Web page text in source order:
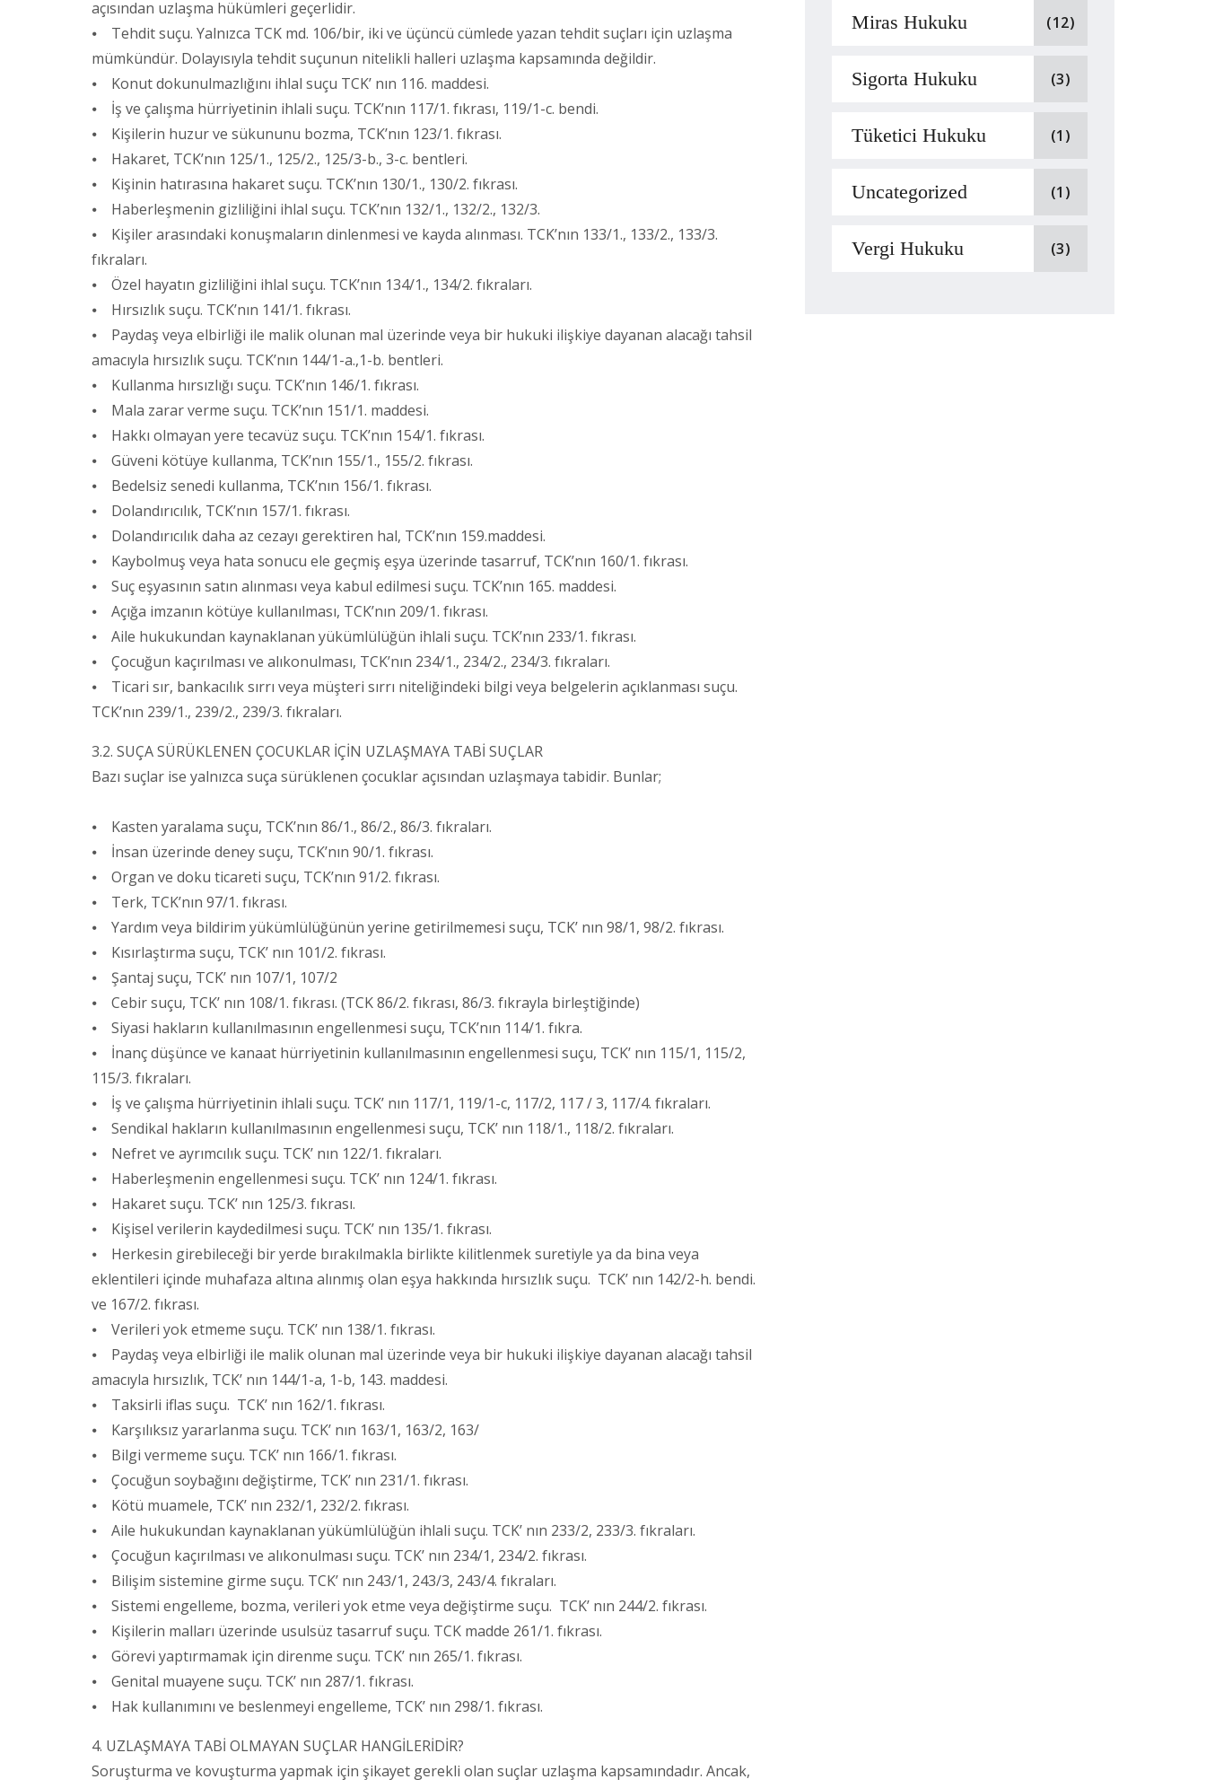
açısından uzlaşma hükümleri geçerlidir.
⦁ Tehdit suçu. Yalnızca TCK md. 106/bir, iki ve üçüncü cümlede yazan tehdit suçları için uzlaşma
mümkündür. Dolayısıyla tehdit suçunun nitelikli halleri uzlaşma kapsamında değildir.
⦁ Konut dokunulmazlığını ihlal suçu TCK’ nın 116. maddesi.
⦁ İş ve çalışma hürriyetinin ihlali suçu. TCK’nın 117/1. fıkrası, 119/1-c. bendi.
⦁ Kişilerin huzur ve sükununu bozma, TCK’nın 123/1. fıkrası.
⦁ Hakaret, TCK’nın 125/1., 125/2., 125/3-b., 3-c. bentleri.
⦁ Kişinin hatırasına hakaret suçu. TCK’nın 130/1., 130/2. fıkrası.
⦁ Haberleşmenin gizliliğini ihlal suçu. TCK’nın 132/1., 132/2., 132/3.
⦁ Kişiler arasındaki konuşmaların dinlenmesi ve kayda alınması. TCK’nın 133/1., 133/2., 133/3.
fıkraları.
⦁ Özel hayatın gizliliğini ihlal suçu. TCK’nın 134/1., 134/2. fıkraları.
⦁ Hırsızlık suçu. TCK’nın 141/1. fıkrası.
⦁ Paydaş veya elbirliği ile malik olunan mal üzerinde veya bir hukuki ilişkiye dayanan alacağı tahsil
amacıyla hırsızlık suçu. TCK’nın 144/1-a.,1-b. bentleri.
⦁ Kullanma hırsızlığı suçu. TCK’nın 146/1. fıkrası.
⦁ Mala zarar verme suçu. TCK’nın 151/1. maddesi.
⦁ Hakkı olmayan yere tecavüz suçu. TCK’nın 154/1. fıkrası.
⦁ Güveni kötüye kullanma, TCK’nın 155/1., 155/2. fıkrası.
⦁ Bedelsiz senedi kullanma, TCK’nın 156/1. fıkrası.
⦁ Dolandırıcılık, TCK’nın 157/1. fıkrası.
⦁ Dolandırıcılık daha az cezayı gerektiren hal, TCK’nın 159.maddesi.
⦁ Kaybolmuş veya hata sonucu ele geçmiş eşya üzerinde tasarruf, TCK’nın 160/1. fıkrası.
⦁ Suç eşyasının satın alınması veya kabul edilmesi suçu. TCK’nın 165. maddesi.
⦁ Açığa imzanın kötüye kullanılması, TCK’nın 209/1. fıkrası.
⦁ Aile hukukundan kaynaklanan yükümlülüğün ihlali suçu. TCK’nın 233/1. fıkrası.
⦁ Çocuğun kaçırılması ve alıkonulması, TCK’nın 234/1., 234/2., 234/3. fıkraları.
⦁ Ticari sır, bankacılık sırrı veya müşteri sırrı niteliğindeki bilgi veya belgelerin açıklanması suçu.
TCK’nın 239/1., 239/2., 239/3. fıkraları.
3.2. SUÇA SÜRÜKLENEN ÇOCUKLAR İÇİN UZLAŞMAYA TABİ SUÇLAR
Bazı suçlar ise yalnızca suça sürüklenen çocuklar açısından uzlaşmaya tabidir. Bunlar;
⦁ Kasten yaralama suçu, TCK’nın 86/1., 86/2., 86/3. fıkraları.
⦁ İnsan üzerinde deney suçu, TCK’nın 90/1. fıkrası.
⦁ Organ ve doku ticareti suçu, TCK’nın 91/2. fıkrası.
⦁ Terk, TCK’nın 97/1. fıkrası.
⦁ Yardım veya bildirim yükümlülüğünün yerine getirilmemesi suçu, TCK’ nın 98/1, 98/2. fıkrası.
⦁ Kısırlaştırma suçu, TCK’ nın 101/2. fıkrası.
⦁ Şantaj suçu, TCK’ nın 107/1, 107/2
⦁ Cebir suçu, TCK’ nın 108/1. fıkrası. (TCK 86/2. fıkrası, 86/3. fıkrayla birleştiğinde)
⦁ Siyasi hakların kullanılmasının engellenmesi suçu, TCK’nın 114/1. fıkra.
⦁ İnanç düşünce ve kanaat hürriyetinin kullanılmasının engellenmesi suçu, TCK’ nın 115/1, 115/2,
115/3. fıkraları.
⦁ İş ve çalışma hürriyetinin ihlali suçu. TCK’ nın 117/1, 119/1-c, 117/2, 117 / 3, 117/4. fıkraları.
⦁ Sendikal hakların kullanılmasının engellenmesi suçu, TCK’ nın 118/1., 118/2. fıkraları.
⦁ Nefret ve ayrımcılık suçu. TCK’ nın 122/1. fıkraları.
⦁ Haberleşmenin engellenmesi suçu. TCK’ nın 124/1. fıkrası.
⦁ Hakaret suçu. TCK’ nın 125/3. fıkrası.
⦁ Kişisel verilerin kaydedilmesi suçu. TCK’ nın 135/1. fıkrası.
⦁ Herkesin girebileceği bir yerde bırakılmakla birlikte kilitlenmek suretiyle ya da bina veya
eklentileri içinde muhafaza altına alınmış olan eşya hakkında hırsızlık suçu. TCK’ nın 142/2-h. bendi.
ve 167/2. fıkrası.
⦁ Verileri yok etmeme suçu. TCK’ nın 138/1. fıkrası.
⦁ Paydaş veya elbirliği ile malik olunan mal üzerinde veya bir hukuki ilişkiye dayanan alacağı tahsil
amacıyla hırsızlık, TCK’ nın 144/1-a, 1-b, 143. maddesi.
⦁ Taksirli iflas suçu. TCK’ nın 162/1. fıkrası.
⦁ Karşılıksız yararlanma suçu. TCK’ nın 163/1, 163/2, 163/
⦁ Bilgi vermeme suçu. TCK’ nın 166/1. fıkrası.
⦁ Çocuğun soybağını değiştirme, TCK’ nın 231/1. fıkrası.
⦁ Kötü muamele, TCK’ nın 232/1, 232/2. fıkrası.
⦁ Aile hukukundan kaynaklanan yükümlülüğün ihlali suçu. TCK’ nın 233/2, 233/3. fıkraları.
⦁ Çocuğun kaçırılması ve alıkonulması suçu. TCK’ nın 234/1, 234/2. fıkrası.
⦁ Bilişim sistemine girme suçu. TCK’ nın 243/1, 243/3, 243/4. fıkraları.
⦁ Sistemi engelleme, bozma, verileri yok etme veya değiştirme suçu. TCK’ nın 244/2. fıkrası.
⦁ Kişilerin malları üzerinde usulsüz tasarruf suçu. TCK madde 261/1. fıkrası.
⦁ Görevi yaptırmamak için direnme suçu. TCK’ nın 265/1. fıkrası.
⦁ Genital muayene suçu. TCK’ nın 287/1. fıkrası.
⦁ Hak kullanımını ve beslenmeyi engelleme, TCK’ nın 298/1. fıkrası.
4. UZLAŞMAYA TABİ OLMAYAN SUÇLAR HANGİLERİDİR?
Soruşturma ve kovuşturma yapmak için şikayet gerekli olan suçlar uzlaşma kapsamındadır. Ancak,
Miras Hukuku (12)
Sigorta Hukuku (3)
Tüketici Hukuku (1)
Uncategorized (1)
Vergi Hukuku (3)